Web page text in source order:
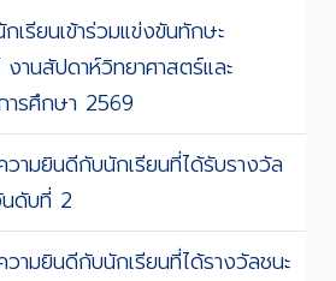
เรียนเข้าร่วมแข่งขันทักษะ
านสัปดาห์วิทยาศาสตร์และ
ารศึกษา 2569
ามยินดีกับนักเรียนที่ได้รับรางวัล
นดับที่ 2
ามยินดีกับนักเรียนที่ได้รางวัลชนะ